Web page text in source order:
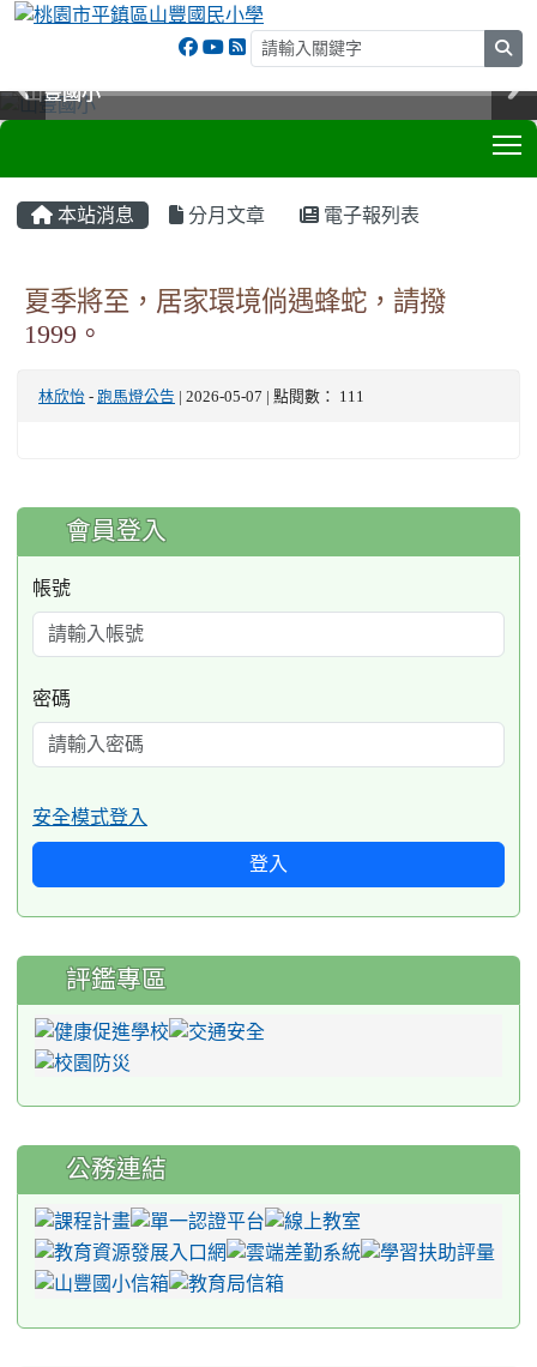
山豐國小
山豐國小
山豐國小
山豐國小
本站消息 分月文章 電子報列表
夏季將至，居家環境倘遇蜂蛇，請撥
1999。
林欣怡 - 跑馬燈公告 | 2026-05-07 | 點閱數： 111
:::
會員登入
帳號
密碼
安全模式登入
登入
評鑑專區
公務連結